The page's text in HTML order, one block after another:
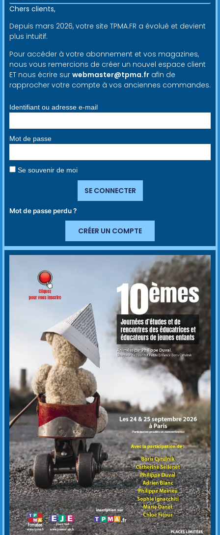
Chers clients,
Depuis mars 2026, votre site TPMA.FR a évolué et devient
plus intuitif.
Pour accéder à votre abonnement et vos magazines,
nous vous remercions de créer un nouvel espace client
ET nous écrire sur webmaster@tpma.fr afin de
rapprocher votre compte à vos anciennes commandes.
Identifiant ou adresse e-mail
Mot de passe
Se souvenir de moi
SE CONNECTER
Mot de passe perdu ?
CRÉER UN COMPTE